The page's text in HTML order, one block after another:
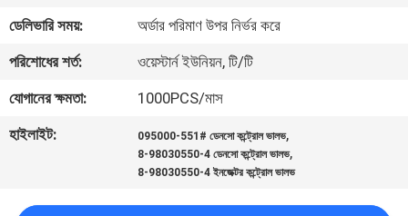
যোগাযোগ
করুন
ডেলিভারি সময়:
অর্ডার পরিমাণ উপর নির্ভর করে
পরিশোধের শর্ত:
ওয়েস্টার্ন ইউনিয়ন, টি/টি
যোগানের ক্ষমতা:
1000PCS/মাস
হাইলাইট:
095000-551# ডেনসো কন্ট্রোল ভালভ,
8-98030550-4 ডেনসো কন্ট্রোল ভালভ,
8-98030550-4 ইনজেক্টর কন্ট্রোল ভালভ